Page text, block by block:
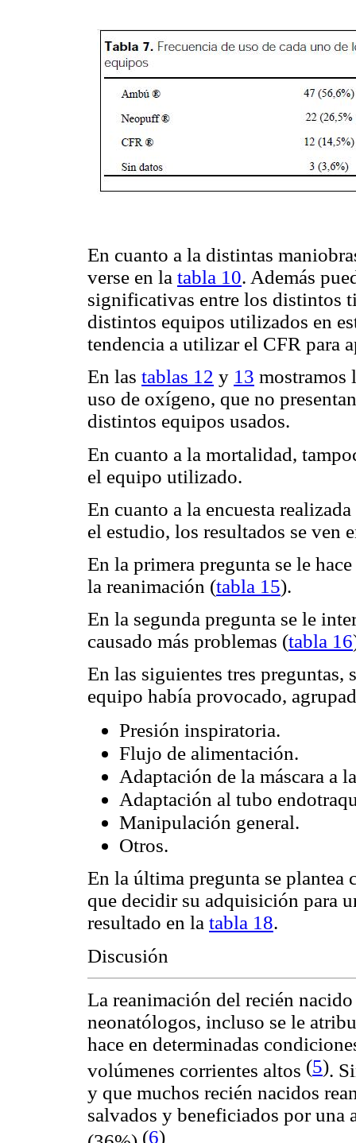
En cuanto a la distintas
verse en la tabla 10. Además
significativas entre los distintos
distintos equipos utilizados en
tendencia a utilizar el CFR para
En las tablas 12 y 13 mostramos
uso de oxígeno, que no
distintos equipos usados.
En cuanto a la mortalidad,
el equipo utilizado.
En cuanto a la encuesta
el estudio, los resultados se ven
En la primera pregunta se le
la reanimación (tabla 15).
En la segunda pregunta se le
causado más problemas (tabla 16
En las siguientes tres preguntas,
equipo había provocado,
Presión inspiratoria.
Flujo de alimentación.
Adaptación de la máscara a
Adaptación al tubo
Manipulación general.
Otros.
En la última pregunta se plantea
que decidir su adquisición para
resultado en la tabla 18.
Discusión
La reanimación del recién
neonatólogos, incluso se le
hace en determinadas
volúmenes corrientes altos (5).
y que muchos recién nacidos
salvados y beneficiados por una
(6)